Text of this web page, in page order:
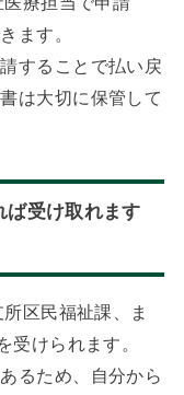
ます。
することで払い戻
は大切に保管して
ば受け取れます
区民福祉課、ま
受けられます。
るため、自分から